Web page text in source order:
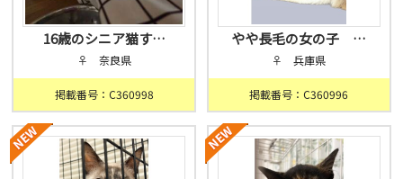
16歳のシニア猫す…
♀ 奈良県
掲載番号：C360998
やや長毛の女の子 …
♀ 兵庫県
掲載番号：C360996